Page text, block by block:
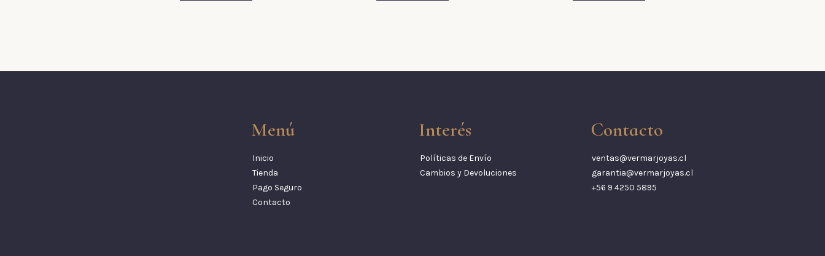
Menú
Inicio
Tienda
Pago Seguro
Contacto
Interés
Políticas de Envío
Cambios y Devoluciones
Contacto
ventas@vermarjoyas.cl
garantia@vermarjoyas.cl
+56 9 4250 5895